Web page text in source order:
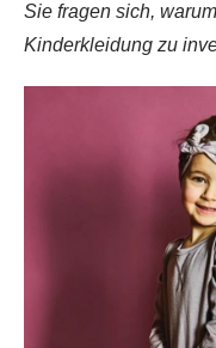
Sie fragen sich,
Kinderkleidung zu